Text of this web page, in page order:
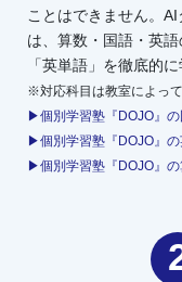
ことはできません。
は、算数・国語・英
「英単語」を徹底的
※対応科目は教室によっ
▶個別学習塾『DOJO』の
▶個別学習塾『DOJO』の
▶個別学習塾『DOJO』の